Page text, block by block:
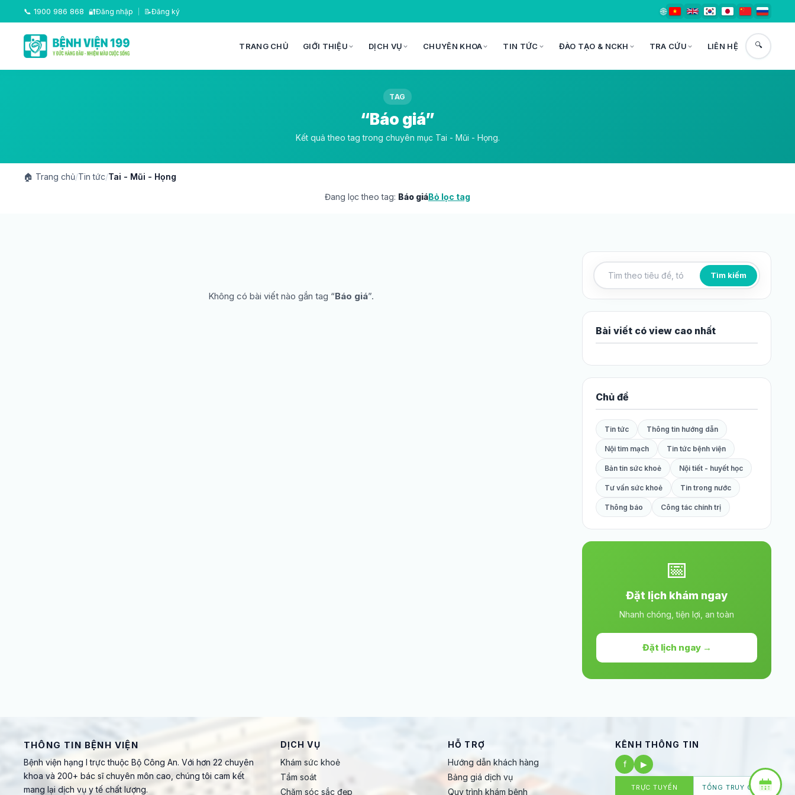
📞 1900 986 868 🔐Đăng nhập 📝Đăng ký 🌐
TRANG CHỦ GIỚI THIỆU DỊCH VỤ CHUYÊN KHOA TIN TỨC ĐÀO TẠO & NCKH TRA CỨU LIÊN HỆ 🔍
TAG
“Báo giá”
Kết quả theo tag trong chuyên mục Tai - Mũi - Họng.
🏠 Trang chủ/Tin tức/Tai - Mũi - Họng
Đang lọc theo tag: Báo giáBỏ lọc tag
Không có bài viết nào gắn tag “Báo giá”.
Tìm kiếm bài viết
Tìm kiếm
Bài viết có view cao nhất
Chủ đề
Tin tức Thông tin hướng dẫn
Nội tim mạch Tin tức bệnh viện
Bản tin sức khoẻ Nội tiết - huyết học
Tư vấn sức khoẻ Tin trong nước
Thông báo Công tác chính trị
📅
Đặt lịch khám ngay
Nhanh chóng, tiện lợi, an toàn
Đặt lịch ngay →
THÔNG TIN BỆNH VIỆN
Bệnh viện hạng I trực thuộc Bộ Công An. Với hơn 22 chuyên
khoa và 200+ bác sĩ chuyên môn cao, chúng tôi cam kết
mang lại dịch vụ y tế chất lượng.
DỊCH VỤ
Khám sức khoẻ
Tầm soát
Chăm sóc sắc đẹp
HỖ TRỢ
Hướng dẫn khách hàng
Bảng giá dịch vụ
Quy trình khám bệnh
KÊNH THÔNG TIN
f
▶
TRỰC TUYẾN TỔNG TRUY CẬP